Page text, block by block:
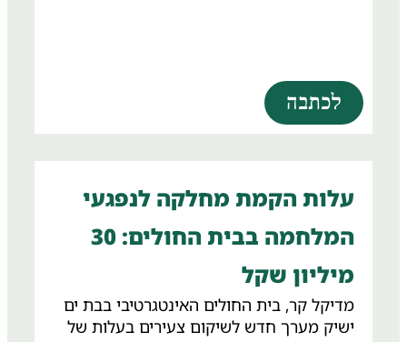
לכתבה
עלות הקמת מחלקה לנפגעי
המלחמה בבית החולים: 30
מיליון שקל
מדיקל קר, בית החולים האינטגרטיבי בבת ים
ישיק מערך חדש לשיקום צעירים בעלות של